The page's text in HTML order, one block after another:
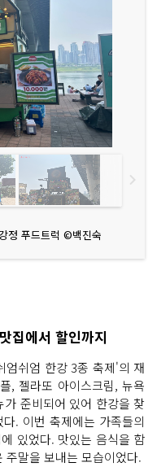
정 푸드트럭 ©백진숙
집에서 할인까지
엄쉬엄 한강 3종 축제'의 재
, 젤라또 아이스크림, 뉴욕
준비되어 있어 한강을 찾
. 이번 축제에는 가족들의
있었다. 맛있는 음식을 함
주말을 보내는 모습이었다.